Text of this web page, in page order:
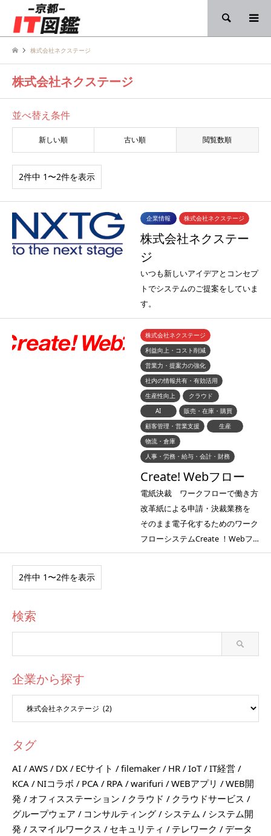
検索
株式会社ネクステージ
株式会社ネクステージ
並べ替え条件
新しい順 古い順 閲覧数順
2件中 1〜2件を表示
企業情報 株式会社ネクステージ
株式会社ネクステー
ジ
いつも新しいアイデアとコンセプ
トでシステムのご提案をしていま
す。
株式会社ネクステージ
利益向上・コスト削減
営業力・提案力の強化
社内の情報共有・有効活用
生産性向上
クラウド
AI
販売・在庫・購買
顧客管理・営業支援
生産
物流・倉庫
人事・労務・給与・会計・財務
Create! Webフロー
電紙決裁 ワークフローで働き方
改革紙による申請・決裁業務を
そのまま電子化するためのワーク
フローシステムCreate ！Webフ…
2件中 1〜2件を表示
検索
企業から探す
タグ
AI AWS DX ECサイト filemaker HR IoT
IT経営
KCA
NIコラボ PCA RPA warifuri WEBアプリ
WEB開
発
オフィスステーション クラウド
クラウドサービス
グループウェア
コンサルティング システム
システム開
発
スマイルワークス セキュリティ テレワーク
データ